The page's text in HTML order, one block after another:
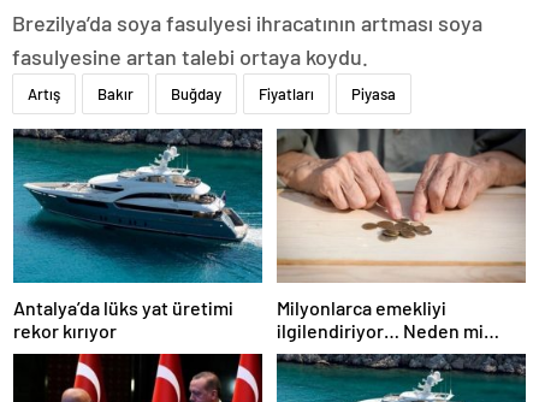
Brezilya’da soya fasulyesi ihracatının artması soya
fasulyesine artan talebi ortaya koydu.
Artış Bakır Buğday Fiyatları Piyasa
Antalya’da lüks yat üretimi
rekor kırıyor
Milyonlarca emekliyi
ilgilendiriyor… Neden mi
düşük maaş alıyorsunuz?
Uzmanlar anlattı